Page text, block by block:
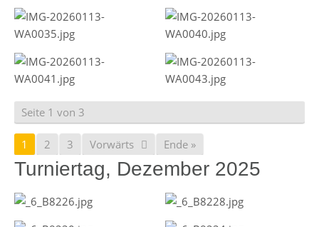
Seite 1 von 3
1 2 3 Vorwärts Ende »
Turniertag, Dezember 2025